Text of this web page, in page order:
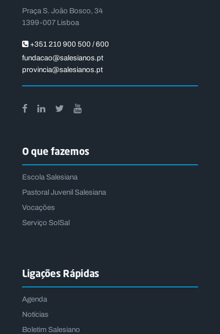
Praça S. João Bosco, 34
1399-007 Lisboa
+351 210 900 500 / 600
fundacao@salesianos.pt
provincia@salesianos.pt
O que fazemos
Escola Salesiana
Pastoral Juvenil Salesiana
Vocações
Serviço SolSal
Ligações Rápidas
Agenda
Notícias
Boletim Salesiano